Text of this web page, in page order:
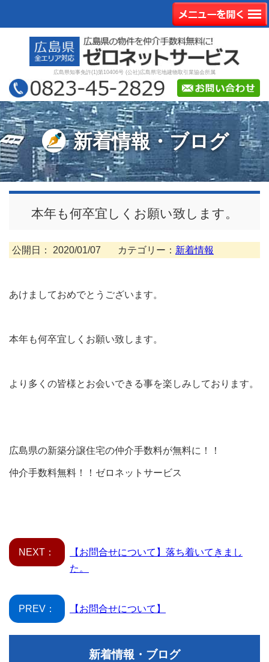
広島県知事免許(1)第10406号 (公社)広島県宅地建物取引業協会所属
新着情報・ブログ
本年も何卒宜しくお願い致します。
公開日： 2020/01/07 カテゴリー： 新着情報
あけましておめでとうございます。
本年も何卒宜しくお願い致します。
より多くの皆様とお会いできる事を楽しみしております。
広島県の新築分譲住宅の仲介手数料が無料に！！
仲介手数料無料！！ゼロネットサービス
NEXT：
【お問合せについて】落ち着いてきまし
た。
PREV： 【お問合せについて】
新着情報・ブログ